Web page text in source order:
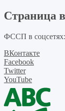
Страница
ФССП в соцсетях:
ВКонтакте
Facebook
Twitter
YouTube